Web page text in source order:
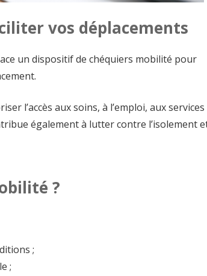
vos déplacements
un dispositif de chéquiers mobilité pour
l’accès aux soins, à l’emploi, aux services
également à lutter contre l’isolement
?
;
;